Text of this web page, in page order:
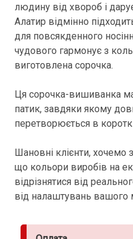
людину від хвороб і
Алатир відмінно
для повсякденного
чудового гармонує з
виготовлена сорочка.
Ця сорочка-вишиванка
патик, завдяки якому
перетворюється в
Шановні клієнти, хочемо
що кольори виробів на
відрізнятися від
від налаштувань вашого